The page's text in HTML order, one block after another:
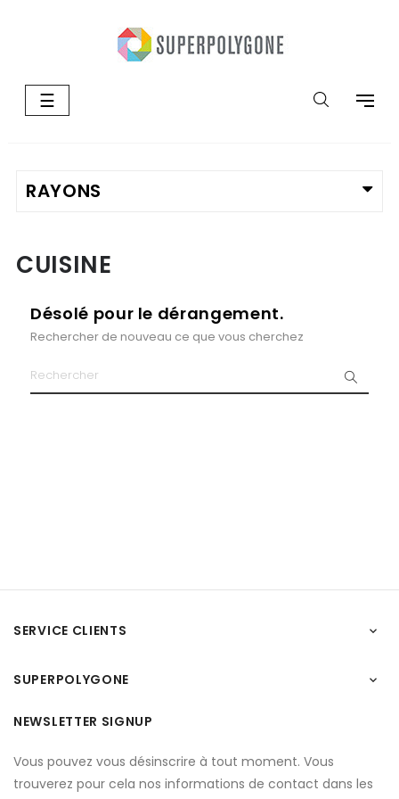
Basculer
la
☰
CUISINE
Désolé pour le dérangement.
Rechercher de nouveau ce que vous cherchez
SERVICE CLIENTS 
SUPERPOLYGONE 
NEWSLETTER SIGNUP
Vous pouvez vous désinscrire à tout moment. Vous
trouverez pour cela nos informations de contact dans les